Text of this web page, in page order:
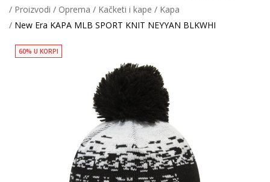
Proizvodi
Oprema Kačketi i kape
Kapa
New Era KAPA MLB SPORT KNIT NEYYAN BLKWHI
60% U KORPI